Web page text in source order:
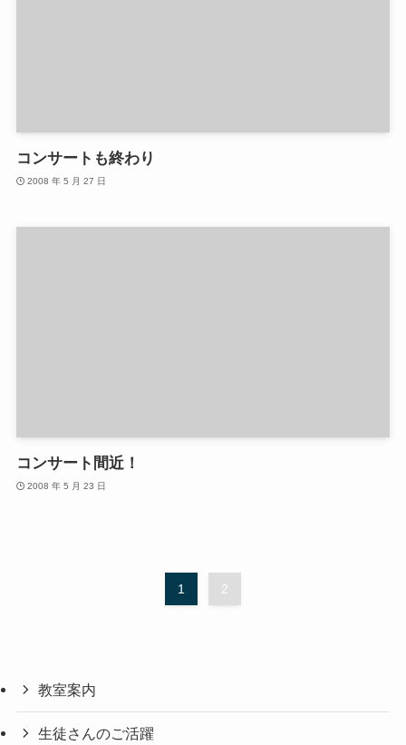
コンサートも終わり
2008 年 5 月 27 日
コンサート間近！
2008 年 5 月 23 日
1 2
教室案内
生徒さんのご活躍